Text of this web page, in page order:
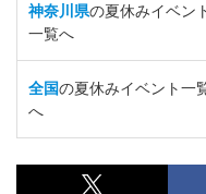
神奈川県の夏休みイベン
一覧へ
全国の夏休みイベント一
へ